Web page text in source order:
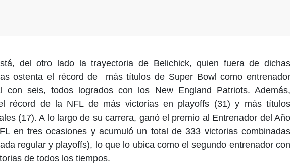
del otro lado la trayectoria de Belichick, quien fuera de dichas
ostenta el récord de más títulos de Super Bowl como entrenador
con seis, todos logrados con los New England Patriots. Además,
récord de la NFL de más victorias en playoffs (31) y más títulos
(17). A lo largo de su carrera, ganó el premio al Entrenador del Año
en tres ocasiones y acumuló un total de 333 victorias combinadas
regular y playoffs), lo que lo ubica como el segundo entrenador con
de todos los tiempos.